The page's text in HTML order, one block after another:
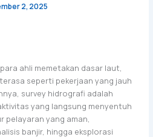
2, 2025
ahli memetakan dasar laut,
seperti pekerjaan yang jauh
survey hidrografi adalah
yang langsung menyentuh
pelayaran yang aman,
banjir, hingga eksplorasi